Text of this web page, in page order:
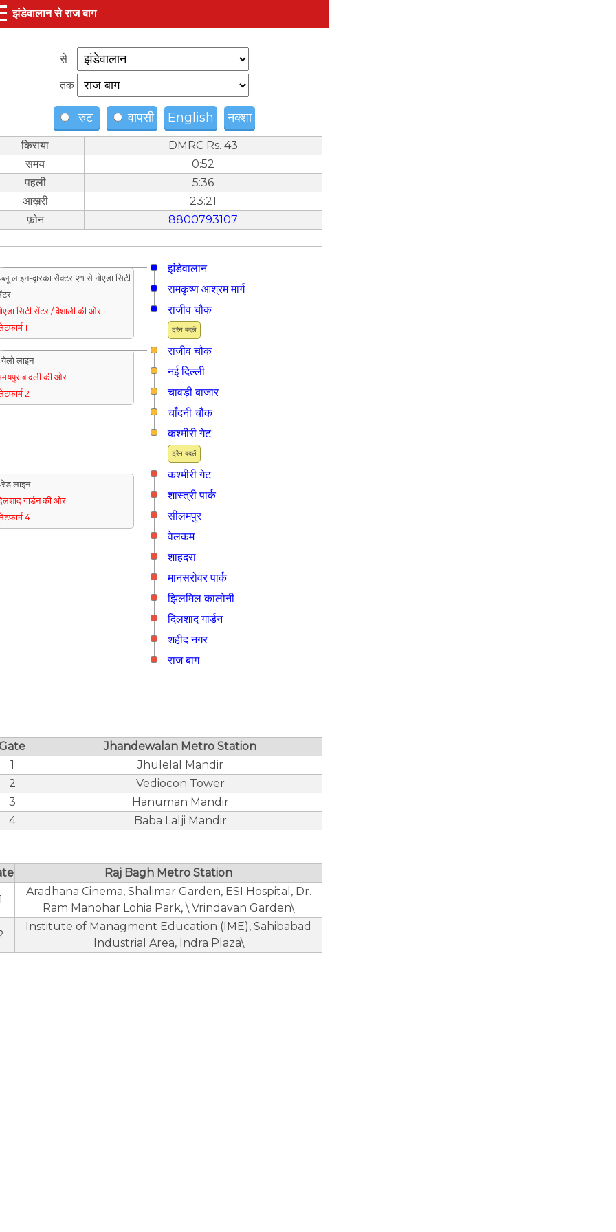
झंडेवालान से राज बाग
से
तक
रुट वापसी English नक्शा
किराया
DMRC Rs. 43
समय
0:52
पहली
5:36
आख़री
23:21
फ़ोन
8800793107
झंडेवालान
लाइन-द्वारका सैक्टर २१ से नोएडा सिटी
सिटी सेंटर / वैशाली की ओर
1
रामकृष्ण आश्रम मार्ग
ट्रैन बदलें
राजीव चौक
राजीव चौक
लाइन
बादली की ओर
2
नई दिल्ली
चावड़ी बाजार
चाँदनी चौक
ट्रैन बदलें
कश्मीरी गेट
कश्मीरी गेट
लाइन
गार्डन की ओर
4
शास्त्री पार्क
सीलमपुर
वेलकम
शाहदरा
मानसरोवर पार्क
झिलमिल कालोनी
दिलशाद गार्डन
शहीद नगर
राज बाग
Jhandewalan Metro Station
1
Jhulelal Mandir
2
Vediocon Tower
3
Hanuman Mandir
4
Baba Lalji Mandir
Raj Bagh Metro Station
Aradhana Cinema, Shalimar Garden, ESI Hospital, Dr.
Ram Manohar Lohia Park, \ Vrindavan Garden\
Institute of Managment Education (IME), Sahibabad
Industrial Area, Indra Plaza\